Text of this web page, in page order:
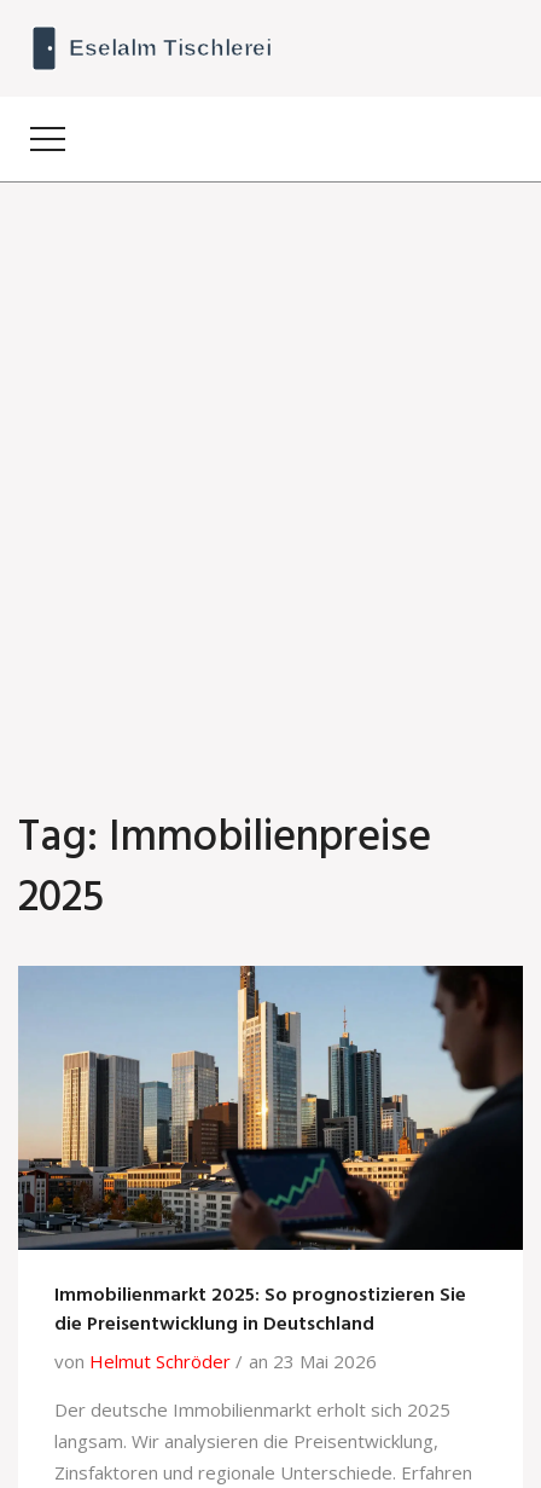
Tag: Immobilienpreise
2025
Immobilienmarkt 2025: So prognostizieren Sie
die Preisentwicklung in Deutschland
von Helmut Schröder
an 23 Mai 2026
Der deutsche Immobilienmarkt erholt sich 2025
langsam. Wir analysieren die Preisentwicklung,
Zinsfaktoren und regionale Unterschiede. Erfahren